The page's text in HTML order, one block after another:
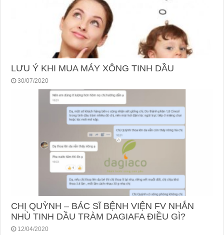
LƯU Ý KHI MUA MÁY XÔNG TINH DẦU
30/07/2020
CHỊ QUỲNH – BÁC SĨ BỆNH VIỆN FV NHẮN
NHỦ TINH DẦU TRÀM DAGIAFA ĐIỀU GÌ?
12/04/2020